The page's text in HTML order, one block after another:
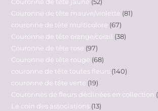
Couronne de tête jaune 52
Couronne de tête mauve/violette 81
couronne de tête multicolore 67
Couronne de tête orange/corail 38
Couronne de tête rose 97
Couronne de tête rouge 68
couronne de tête toutes fleurs 140
couronne de tête verte 19
Couronnes de fleurs déclinées en collection
Le coin des associations 13